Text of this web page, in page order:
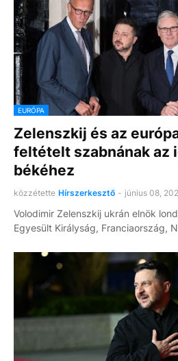
EURÓPA
Zelenszkij és az
feltételt szabnának az
békéhez
közzétette Hírszerkesztő - június 08,
Volodimir Zelenszkij ukrán elnök
Egyesült Királyság, Franciaország,